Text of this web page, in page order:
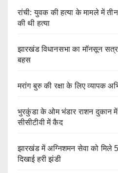
रांची: युवक की हत्या के मामले में
की थी हत्या
झारखंड विधानसभा का मॉनसून
बहस
मरांग बुरु की रक्षा के लिए व्यापक
भुरकुंडा के ओम भंडार राशन दुकान में
सीसीटीवी में कैद
झारखंड में अग्निशमन सेवा को मिले
दिखाई हरी झंडी